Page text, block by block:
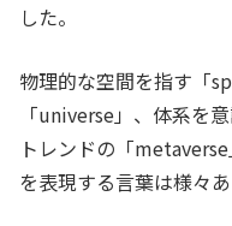
した。
物理的な空間を指す「
「universe」、体系を
トレンドの「
を表現する言葉は様々あ